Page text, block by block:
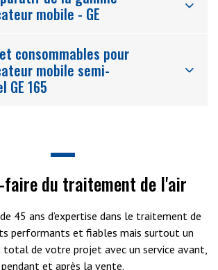
mobile - GE
consommables pour
mobile semi-
GE 165
faire du traitement de l'air
de 45 ans d’expertise dans le traitement de
performants et fiables mais surtout un
total de votre projet avec un service avant,
pendant et après la vente.